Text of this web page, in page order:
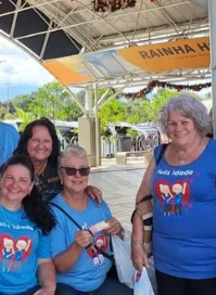
EDUCAÇÃO